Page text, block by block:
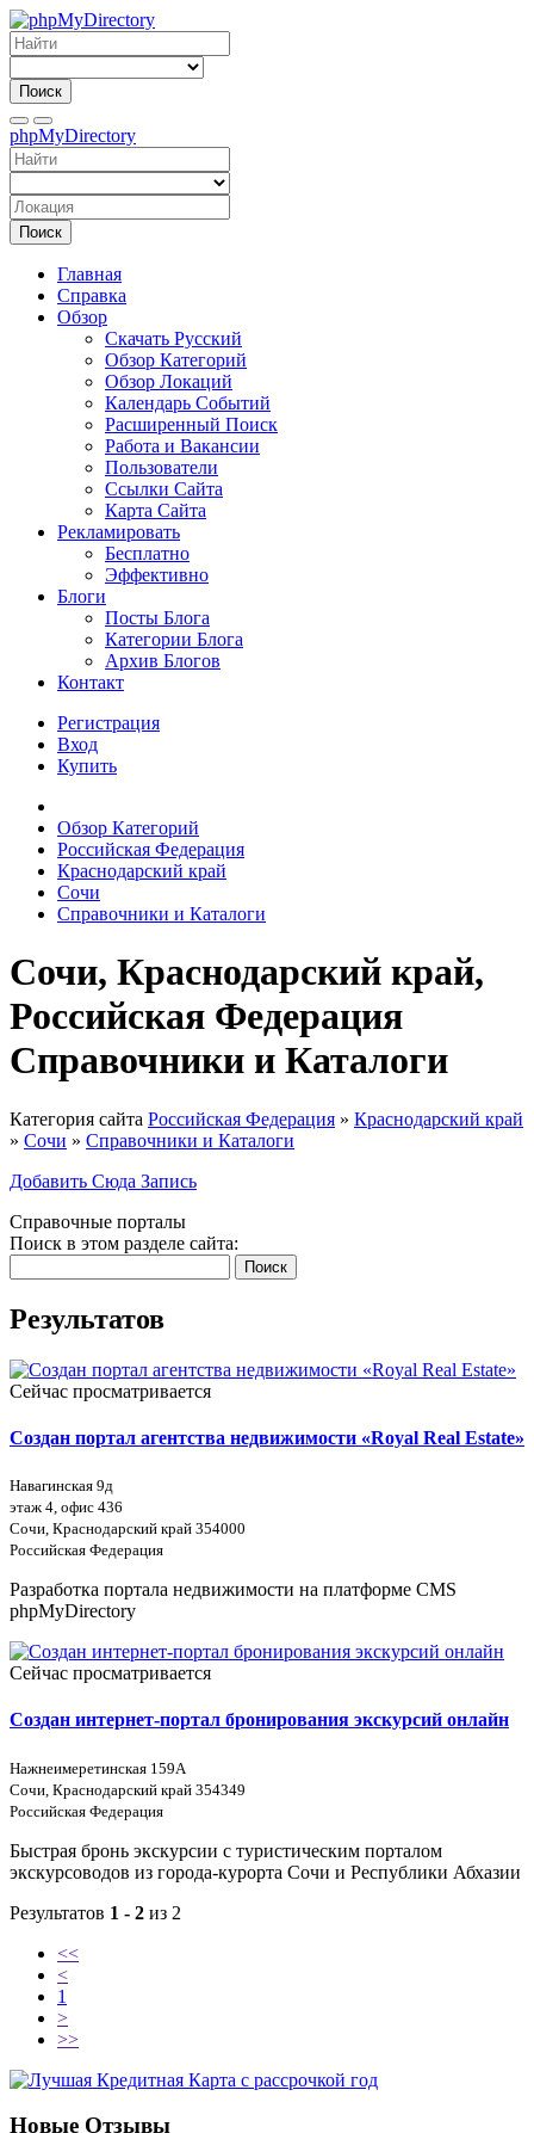
Поиск
phpMyDirectory
Поиск
Главная
Справка
Обзор
Скачать Русский
Обзор Категорий
Обзор Локаций
Календарь Событий
Расширенный Поиск
Работа и Вакансии
Пользователи
Ссылки Сайта
Карта Сайта
Рекламировать
Бесплатно
Эффективно
Блоги
Посты Блога
Категории Блога
Архив Блогов
Контакт
Регистрация
Вход
Купить
Обзор Категорий
Российская Федерация
Краснодарский край
Сочи
Справочники и Каталоги
Сочи, Краснодарский край,
Российская Федерация
Справочники и Каталоги
Категория сайта Российская Федерация » Краснодарский край
» Сочи » Справочники и Каталоги
Добавить Сюда Запись
Справочные порталы
Поиск в этом разделе сайта:
Поиск
Результатов
Сейчас просматривается
Создан портал агентства недвижимости «Royal Real Estate»
Навагинская 9д
этаж 4, офис 436
Сочи, Краснодарский край 354000
Российская Федерация
Разработка портала недвижимости на платформе CMS
phpMyDirectory
Сейчас просматривается
Создан интернет-портал бронирования экскурсий онлайн
Нажнеимеретинская 159А
Сочи, Краснодарский край 354349
Российская Федерация
Быстрая бронь экскурсии с туристическим порталом
экскурсоводов из города-курорта Сочи и Республики Абхазии
Результатов 1 - 2 из 2
<<
<
1
>
>>
Новые Отзывы